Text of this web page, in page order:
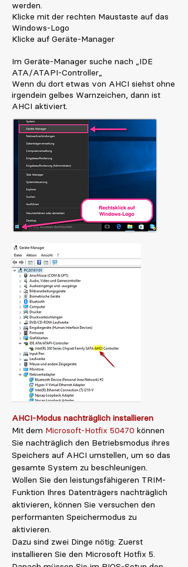
werden.
Klicke mit der rechten Maustaste auf das
Windows-Logo
Klicke auf Geräte-Manager
Im Geräte-Manager suche nach „IDE
ATA/ATAPI-Controller„
Wenn du dort etwas von AHCI siehst ohne
irgendein gelbes Warnzeichen, dann ist
AHCI aktiviert.
AHCI-Modus nachträglich installieren
Mit dem Microsoft-Hotfix 50470 können
Sie nachträglich den Betriebsmodus ihres
Speichers auf AHCI umstellen, um so das
gesamte System zu beschleunigen.
Wollen Sie den leistungsfähigeren TRIM-
Funktion Ihres Datenträgers nachträglich
aktivieren, können Sie versuchen den
performanten Speichermodus zu
aktivieren.
Dazu sind zwei Dinge nötig: Zuerst
installieren Sie den Microsoft Hotfix 5.